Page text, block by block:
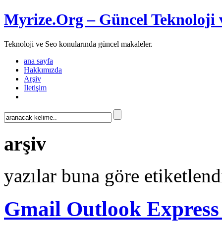
Myrize.Org – Güncel Teknoloji
Teknoloji ve Seo konularında güncel makaleler.
ana sayfa
Hakkımızda
Arşiv
İletişim
arşiv
yazılar buna göre
Gmail Outlook